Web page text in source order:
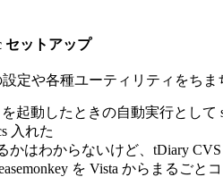
セットアップ
定や各種ユーティリティをちま
を起動したときの自動実行として
入れた
かはわからないけど、tDiary CVS
を Vista からまるごと